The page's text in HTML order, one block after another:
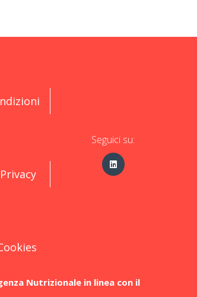
Seguici su:
Nutrizionale in linea con il